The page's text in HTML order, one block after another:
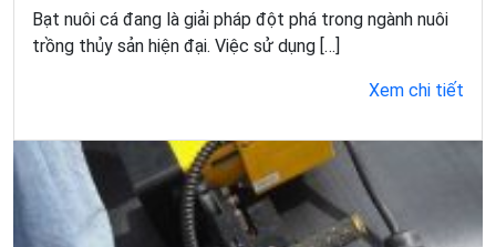
Bạt nuôi cá đang là giải pháp đột phá trong ngành nuôi
trồng thủy sản hiện đại. Việc sử dụng […]
Xem chi tiết